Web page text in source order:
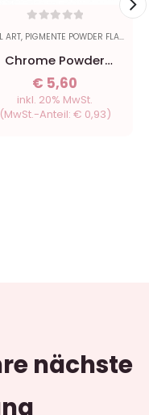
ART, PIGMENTE POWDER FLAKES
Chrome Powder
Magenta
€ 5,60
inkl. 20% MwSt.
(MwSt.-Anteil: € 0,93)
nächste